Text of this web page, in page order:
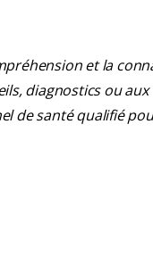
et la
diagnostics ou
de santé qualifié